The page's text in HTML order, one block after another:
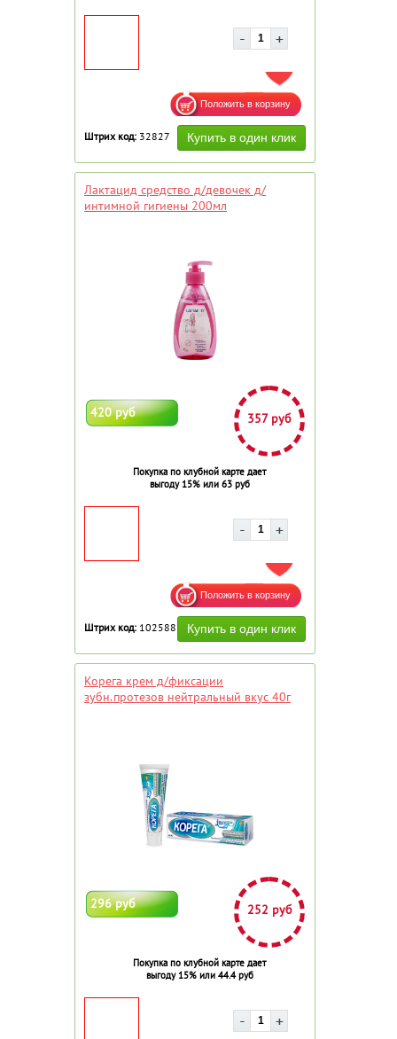
ДОБАВИТЬ В ИЗБРАННОЕ
Штрих код: 32827
Лактацид средство д/девочек д/
интимной гигиены 200мл
420 руб 357 руб
Покупка по клубной карте дает
выгоду 15% или 63 руб
ДОБАВИТЬ В ИЗБРАННОЕ
Штрих код: 102588
Корега крем д/фиксации
зубн.протезов нейтральный вкус 40г
296 руб 252 руб
Покупка по клубной карте дает
выгоду 15% или 44.4 руб